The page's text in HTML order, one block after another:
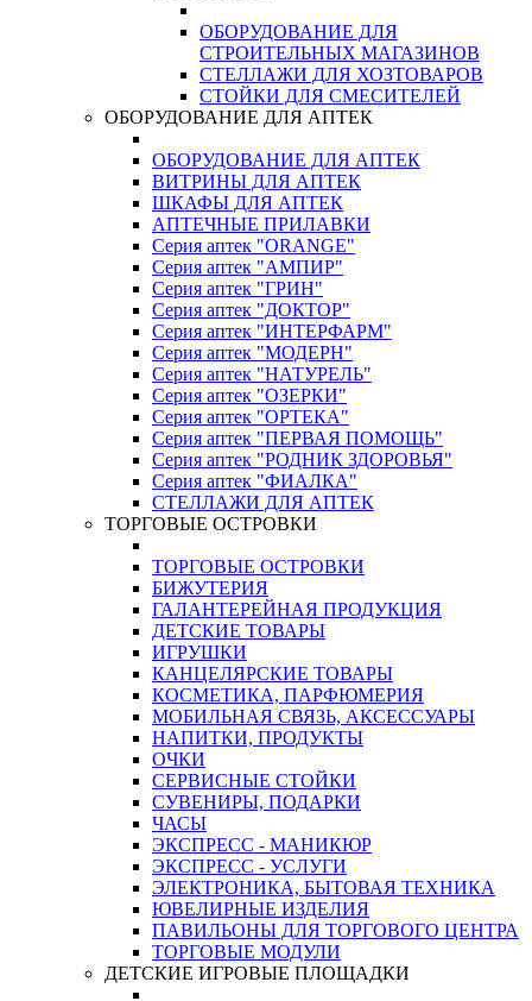
ОБОРУДОВАНИЕ ДЛЯ
СТРОИТЕЛЬНЫХ МАГАЗИНОВ
СТЕЛЛАЖИ ДЛЯ ХОЗТОВАРОВ
СТОЙКИ ДЛЯ СМЕСИТЕЛЕЙ
ОБОРУДОВАНИЕ ДЛЯ АПТЕК
ОБОРУДОВАНИЕ ДЛЯ АПТЕК
ВИТРИНЫ ДЛЯ АПТЕК
ШКАФЫ ДЛЯ АПТЕК
АПТЕЧНЫЕ ПРИЛАВКИ
Серия аптек "ORANGE"
Серия аптек "АМПИР"
Серия аптек "ГРИН"
Серия аптек "ДОКТОР"
Серия аптек "ИНТЕРФАРМ"
Серия аптек "МОДЕРН"
Серия аптек "НАТУРЕЛЬ"
Серия аптек "ОЗЕРКИ"
Серия аптек "ОРТЕКА"
Серия аптек "ПЕРВАЯ ПОМОЩЬ"
Серия аптек "РОДНИК ЗДОРОВЬЯ"
Серия аптек "ФИАЛКА"
СТЕЛЛАЖИ ДЛЯ АПТЕК
ТОРГОВЫЕ ОСТРОВКИ
ТОРГОВЫЕ ОСТРОВКИ
БИЖУТЕРИЯ
ГАЛАНТЕРЕЙНАЯ ПРОДУКЦИЯ
ДЕТСКИЕ ТОВАРЫ
ИГРУШКИ
КАНЦЕЛЯРСКИЕ ТОВАРЫ
КОСМЕТИКА, ПАРФЮМЕРИЯ
МОБИЛЬНАЯ СВЯЗЬ, АКСЕССУАРЫ
НАПИТКИ, ПРОДУКТЫ
ОЧКИ
СЕРВИСНЫЕ СТОЙКИ
СУВЕНИРЫ, ПОДАРКИ
ЧАСЫ
ЭКСПРЕСС - МАНИКЮР
ЭКСПРЕСС - УСЛУГИ
ЭЛЕКТРОНИКА, БЫТОВАЯ ТЕХНИКА
ЮВЕЛИРНЫЕ ИЗДЕЛИЯ
ПАВИЛЬОНЫ ДЛЯ ТОРГОВОГО ЦЕНТРА
ТОРГОВЫЕ МОДУЛИ
ДЕТСКИЕ ИГРОВЫЕ ПЛОЩАДКИ